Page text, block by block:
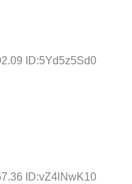
ID:5Yd5z5Sd0
ID:vZ4lNwK10